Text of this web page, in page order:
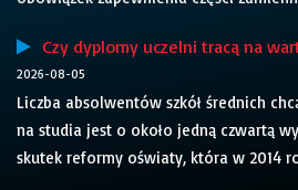
Czy dyplomy uczelni tracą na
2026-08-05
Liczba absolwentów szkół średnich
na studia jest o około jedną czwartą
skutek reformy oświaty, która w 2014